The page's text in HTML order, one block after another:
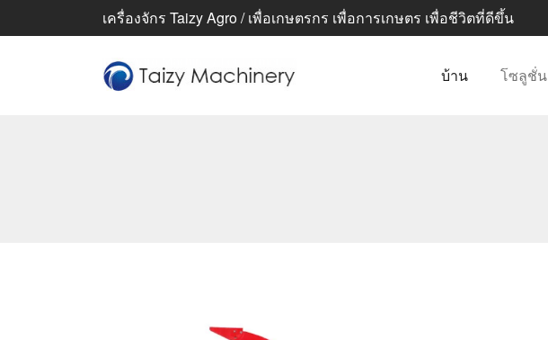
เครื่องจักร Taizy Agro / เพื่อเกษตรกร เพื่อการเกษตร เพื่อชีวิตที่ดีขึ้น
บ้าน โซลูชั่น